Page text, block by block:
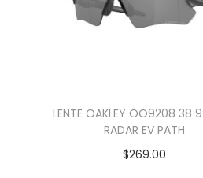
LENTE OAKLEY OO9208 38
RADAR EV PATH
$269.00